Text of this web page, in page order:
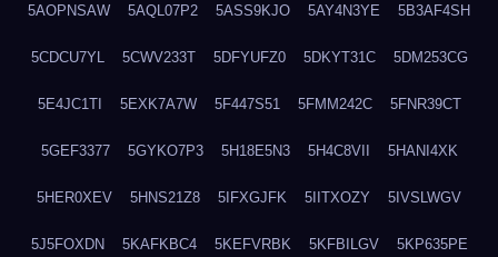
5AOPNSAW 5AQL07P2 5ASS9KJO 5AY4N3YE 5B3AF4SH
5CDCU7YL 5CWV233T 5DFYUFZ0 5DKYT31C 5DM253CG
5E4JC1TI 5EXK7A7W 5F447S51 5FMM242C 5FNR39CT
5GEF3377 5GYKO7P3 5H18E5N3 5H4C8VII 5HANI4XK
5HER0XEV 5HNS21Z8 5IFXGJFK 5IITXOZY 5IVSLWGV
5J5FOXDN 5KAFKBC4 5KEFVRBK 5KFBILGV 5KP635PE